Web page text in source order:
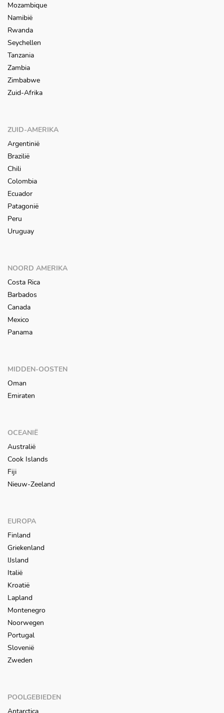
Mozambique
Namibië
Rwanda
Seychellen
Tanzania
Zambia
Zimbabwe
Zuid-Afrika
ZUID-AMERIKA
Argentinië
Brazilië
Chili
Colombia
Ecuador
Patagonië
Peru
Uruguay
NOORD AMERIKA
Costa Rica
Barbados
Canada
Mexico
Panama
MIDDEN-OOSTEN
Oman
Emiraten
OCEANIË
Australië
Cook Islands
Fiji
Nieuw-Zeeland
EUROPA
Finland
Griekenland
IJsland
Italië
Kroatië
Lapland
Montenegro
Noorwegen
Portugal
Slovenië
Zweden
POOLGEBIEDEN